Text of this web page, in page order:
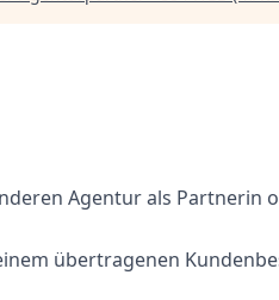
Agentur als Partnerin
übertragenen